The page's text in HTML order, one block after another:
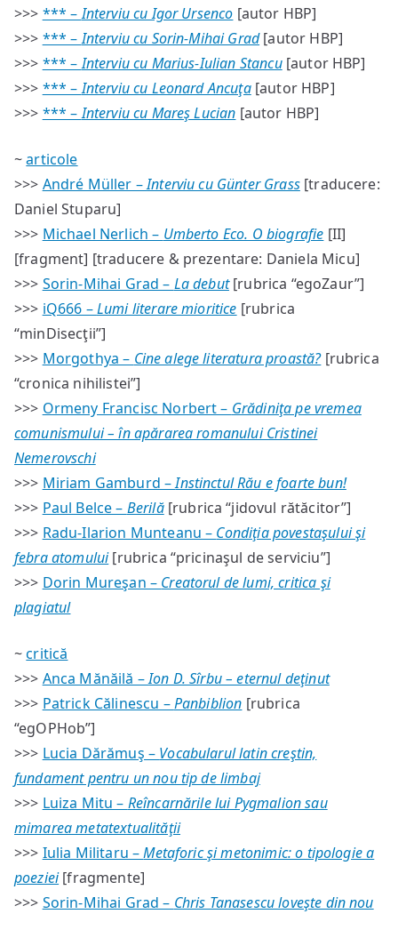
>>> *** –Interviu cu Igor Ursenco [autor HBP]
>>> *** –Interviu cu Sorin-Mihai Grad[autor HBP]
>>> *** –Interviu cu Marius-Iulian Stancu[autor HBP]
>>> *** –Interviu cu Leonard Ancuţa[autor HBP]
>>> *** –Interviu cu Mareş Lucian [autor HBP]
~articole
>>> André Müller –Interviu cu Günter Grass[traducere:
Daniel Stuparu]
>>> Michael Nerlich – Umberto Eco. O biografie [II]
[fragment] [traducere & prezentare: Daniela Micu]
>>> Sorin-Mihai Grad – La debut[rubrica “egoZaur”]
>>> iQ666 –Lumi literare mioritice [rubrica
“minDisecţii”]
>>> Morgothya – Cine alege literatura proastă?[rubrica
“cronica nihilistei”]
>>> Ormeny Francisc Norbert – Grădiniţa pe vremea
comunismului – în apărarea romanului Cristinei
Nemerovschi
>>> Miriam Gamburd –Instinctul Rău e foarte bun!
>>> Paul Belce – Berilă[rubrica “jidovul rătăcitor”]
>>> Radu-Ilarion Munteanu – Condiţia povestaşului şi
febra atomului[rubrica “pricinaşul de serviciu”]
>>> Dorin Mureşan – Creatorul de lumi, critica şi
plagiatul
~critică
>>> Anca Mănăilă –Ion D. Sîrbu – eternul deţinut
>>> Patrick Călinescu –Panbiblion [rubrica
“egOPHob”]
>>> Lucia Dărămuş – Vocabularul latin creştin,
fundament pentru un nou tip de limbaj
>>> Luiza Mitu – Reîncarnările lui Pygmalion sau
mimarea metatextualităţii
>>> Iulia Militaru –Metaforic şi metonimic: o tipologie a
poeziei[fragmente]
>>> Sorin-Mihai Grad – Chris Tanasescu loveşte din nou